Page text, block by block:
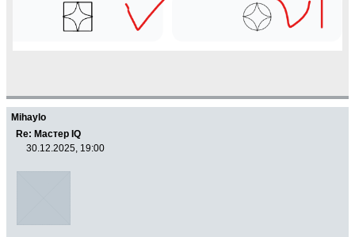
Mihaylo
Re: Мастер IQ
30.12.2025, 19:00